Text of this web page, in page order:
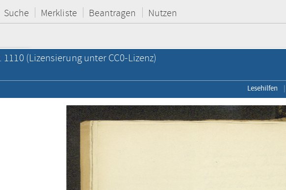
Suche Merkliste Beantragen Nutzen
1110 (Lizensierung unter CC0-Lizenz)
Lesehilfen